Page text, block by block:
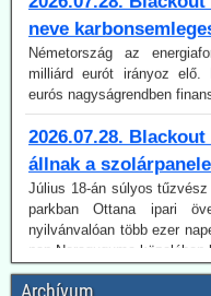
Németország az
milliárd eurót irányoz elő.
eurós nagyságrendben
2026.07.28.
állnak a
Július 18-án súlyos tűzvész
parkban Ottana ipari
nyilvánvalóan több ezer
nap Noragugume közelében
2026.07.28. EIKE:
hírű légkörkutatót
Archívum